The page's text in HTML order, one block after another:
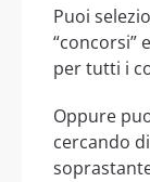
Puoi
“concorsi”
per tutti i
Oppure
cercando